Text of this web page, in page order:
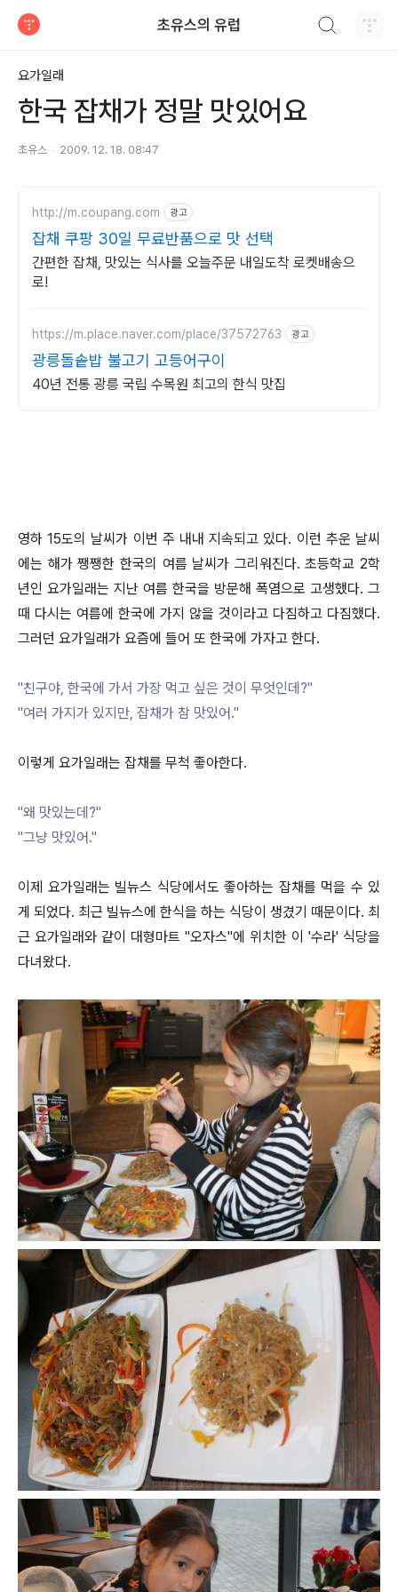
초유스의 유럽
요가일래
한국 잡채가 정말 맛있어요
초유스 2009. 12. 18. 08:47
http://m.coupang.com 광고
잡채 쿠팡 30일 무료반품으로 맛 선택
간편한 잡채, 맛있는 식사를 오늘주문 내일도착 로켓배송으
로!
https://m.place.naver.com/place/37572763 광고
광릉돌솥밥 불고기 고등어구이
40년 전통 광릉 국립 수목원 최고의 한식 맛집
영하 15도의 날씨가 이번 주 내내 지속되고 있다. 이런 추운 날씨
에는 해가 쨍쨍한 한국의 여름 날씨가 그리워진다. 초등학교 2학
년인 요가일래는 지난 여름 한국을 방문해 폭염으로 고생했다. 그
때 다시는 여름에 한국에 가지 않을 것이라고 다짐하고 다짐했다.
그러던 요가일래가 요즘에 들어 또 한국에 가자고 한다.
"친구야, 한국에 가서 가장 먹고 싶은 것이 무엇인데?"
"여러 가지가 있지만, 잡채가 참 맛있어."
이렇게 요가일래는 잡채를 무척 좋아한다.
"왜 맛있는데?"
"그냥 맛있어."
이제 요가일래는 빌뉴스 식당에서도 좋아하는 잡채를 먹을 수 있
게 되었다. 최근 빌뉴스에 한식을 하는 식당이 생겼기 때문이다. 최
근 요가일래와 같이 대형마트 "오자스"에 위치한 이 '수라' 식당을
다녀왔다.